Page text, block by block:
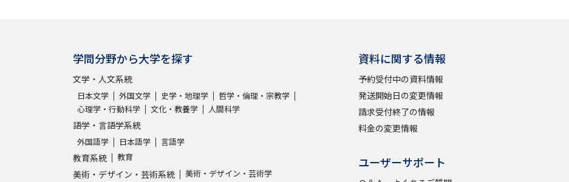
学問分野から大学を探す
文学・人文系統
日本文学 外国文学 史学・地理学
哲学・倫理・宗教学
心理学・行動科学
文化・教養学 人間科学
語学・言語学系統
外国語学 日本語学 言語学
教育系統 教育
美術・デザイン・芸術系統 美術・デザイン・芸術学
資料に関する情報
予約受付中の資料情報
発送開始日の変更情報
請求受付終了の情報
料金の変更情報
ユーザーサポート